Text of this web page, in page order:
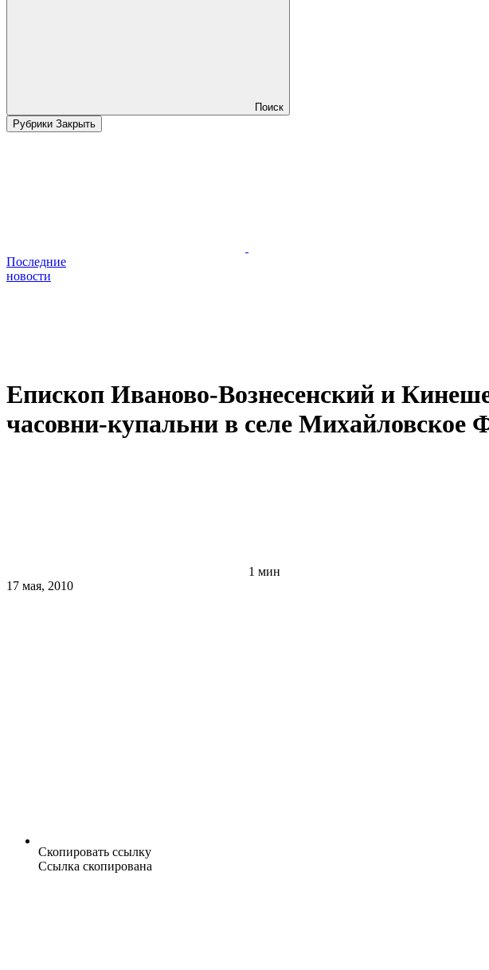
Поиск
Рубрики Закрыть
Последние
новости
Епископ Иваново-Вознесенский и
часовни-купальни в селе Михайловское
1 мин
17 мая, 2010
Скопировать ссылку
Ссылка скопирована